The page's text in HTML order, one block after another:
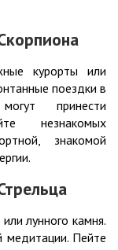
курорты или
поездки в
принести
незнакомых
знакомой
лунного камня.
медитации. Пейте